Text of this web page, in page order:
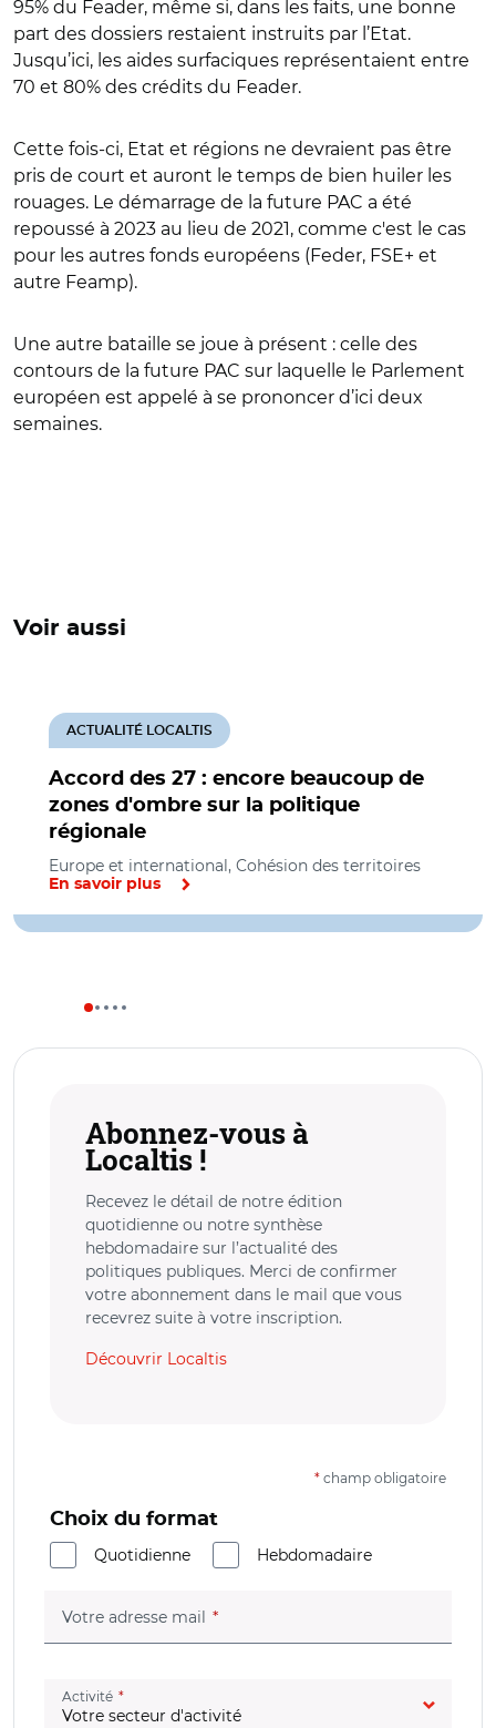
95% du Feader, même si, dans les faits, une bonne
part des dossiers restaient instruits par l’Etat.
Jusqu’ici, les aides surfaciques représentaient entre
70 et 80% des crédits du Feader.
Cette fois-ci, Etat et régions ne devraient pas être
pris de court et auront le temps de bien huiler les
rouages. Le démarrage de la future PAC a été
repoussé à 2023 au lieu de 2021, comme c'est le cas
pour les autres fonds européens (Feder, FSE+ et
autre Feamp).
Une autre bataille se joue à présent : celle des
contours de la future PAC sur laquelle le Parlement
européen est appelé à se prononcer d’ici deux
semaines.
Voir aussi
Accord des 27 : encore beaucoup de
zones d'ombre sur la politique
régionale
ACTUALITÉ LOCALTIS
Europe et international, Cohésion des territoires
En savoir plus
Abonnez-vous à
Localtis !
Recevez le détail de notre édition
quotidienne ou notre synthèse
hebdomadaire sur l’actualité des
politiques publiques. Merci de confirmer
votre abonnement dans le mail que vous
recevrez suite à votre inscription.
Découvrir Localtis
* champ obligatoire
Choix du format
Quotidienne
Hebdomadaire
Votre adresse mail (champ obligatoire)
Activité (champ obligatoire)